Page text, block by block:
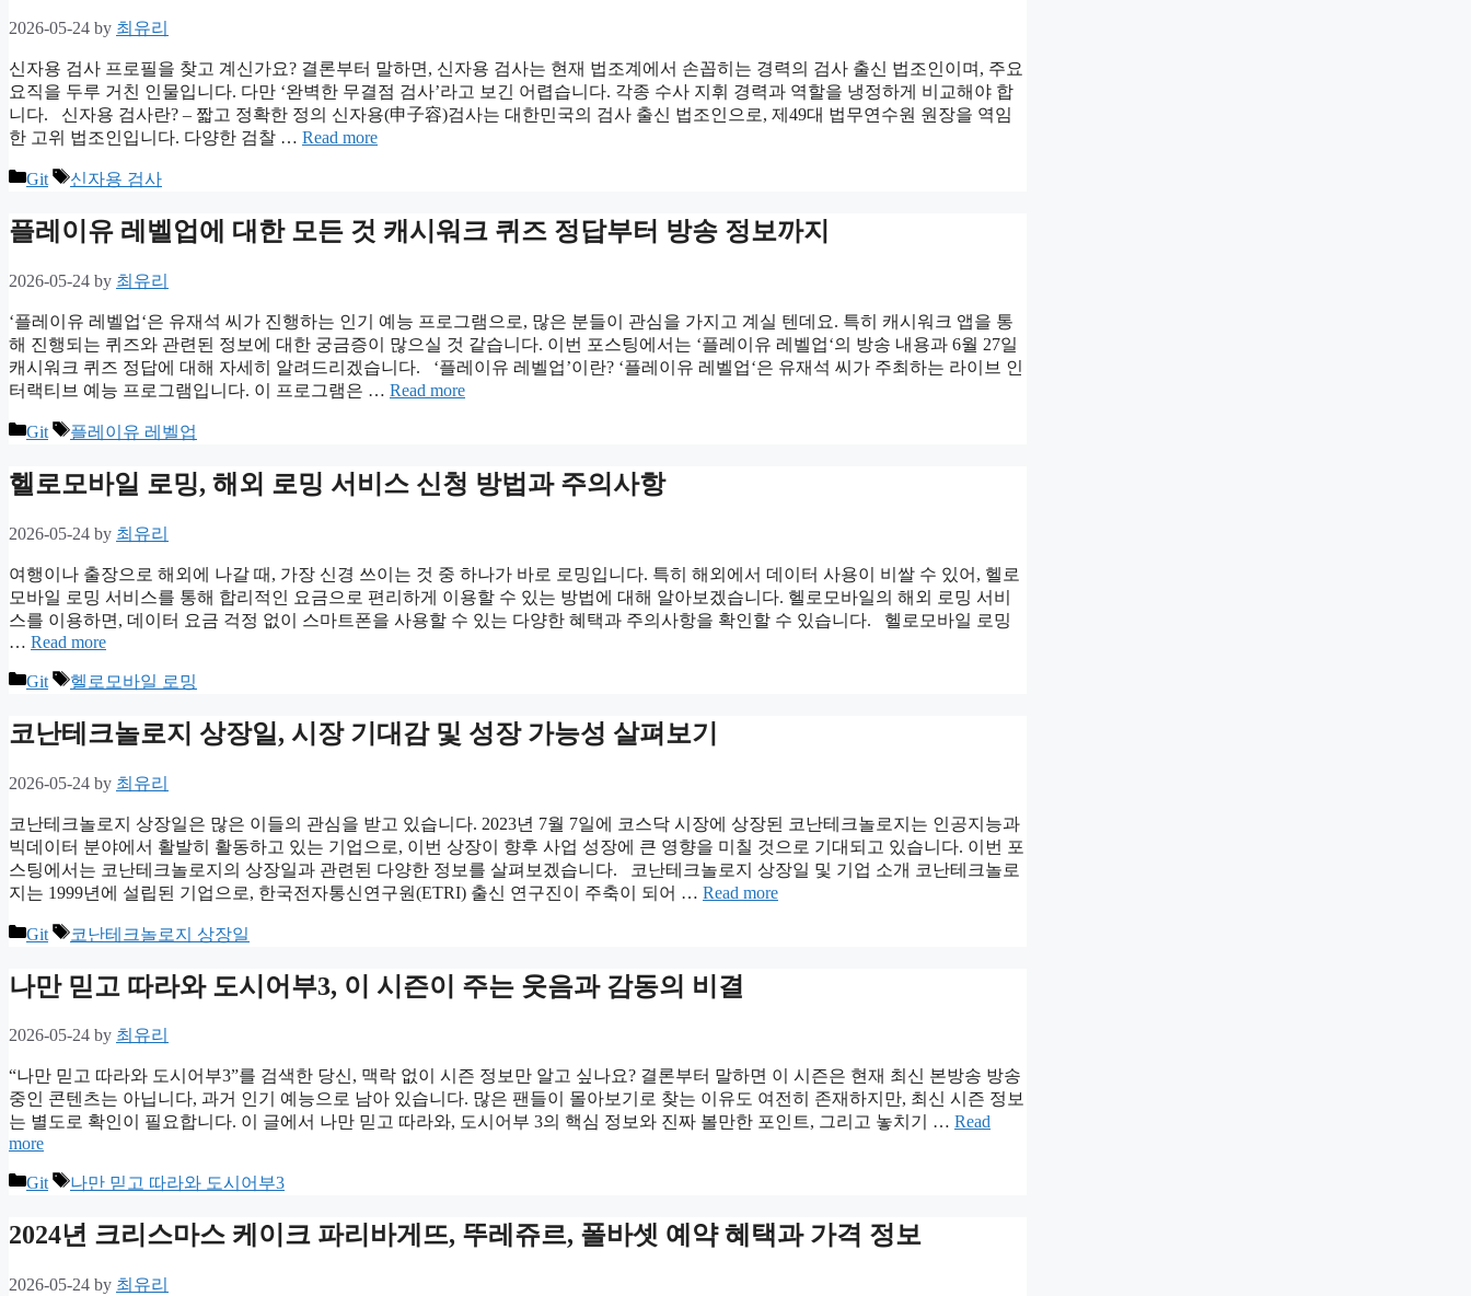
2026-05-24 by 최유리
신자용 검사 프로필을 찾고 계신가요? 결론부터 말하면, 신자용 검사는 현재 법조계에서 손꼽히는 경력의 검사 출신 법조인이며, 주요
요직을 두루 거친 인물입니다. 다만 ‘완벽한 무결점 검사’라고 보긴 어렵습니다. 각종 수사 지휘 경력과 역할을 냉정하게 비교해야 합
니다. 신자용 검사란? – 짧고 정확한 정의 신자용(申子容)검사는 대한민국의 검사 출신 법조인으로, 제49대 법무연수원 원장을 역임
한 고위 법조인입니다. 다양한 검찰 … Read more
Categories
Git Tags
신자용 검사
플레이유 레벨업에 대한 모든 것 캐시워크 퀴즈 정답부터 방송 정보까지
2026-05-24 by 최유리
‘플레이유 레벨업‘은 유재석 씨가 진행하는 인기 예능 프로그램으로, 많은 분들이 관심을 가지고 계실 텐데요. 특히 캐시워크 앱을 통
해 진행되는 퀴즈와 관련된 정보에 대한 궁금증이 많으실 것 같습니다. 이번 포스팅에서는 ‘플레이유 레벨업‘의 방송 내용과 6월 27일
캐시워크 퀴즈 정답에 대해 자세히 알려드리겠습니다. ‘플레이유 레벨업’이란? ‘플레이유 레벨업‘은 유재석 씨가 주최하는 라이브 인
터랙티브 예능 프로그램입니다. 이 프로그램은 … Read more
Categories
Git Tags
플레이유 레벨업
헬로모바일 로밍, 해외 로밍 서비스 신청 방법과 주의사항
2026-05-24 by 최유리
여행이나 출장으로 해외에 나갈 때, 가장 신경 쓰이는 것 중 하나가 바로 로밍입니다. 특히 해외에서 데이터 사용이 비쌀 수 있어, 헬로
모바일 로밍 서비스를 통해 합리적인 요금으로 편리하게 이용할 수 있는 방법에 대해 알아보겠습니다. 헬로모바일의 해외 로밍 서비
스를 이용하면, 데이터 요금 걱정 없이 스마트폰을 사용할 수 있는 다양한 혜택과 주의사항을 확인할 수 있습니다. 헬로모바일 로밍
… Read more
Categories
Git Tags
헬로모바일 로밍
코난테크놀로지 상장일, 시장 기대감 및 성장 가능성 살펴보기
2026-05-24 by 최유리
코난테크놀로지 상장일은 많은 이들의 관심을 받고 있습니다. 2023년 7월 7일에 코스닥 시장에 상장된 코난테크놀로지는 인공지능과
빅데이터 분야에서 활발히 활동하고 있는 기업으로, 이번 상장이 향후 사업 성장에 큰 영향을 미칠 것으로 기대되고 있습니다. 이번 포
스팅에서는 코난테크놀로지의 상장일과 관련된 다양한 정보를 살펴보겠습니다. 코난테크놀로지 상장일 및 기업 소개 코난테크놀로
지는 1999년에 설립된 기업으로, 한국전자통신연구원(ETRI) 출신 연구진이 주축이 되어 … Read more
Categories
Git Tags
코난테크놀로지 상장일
나만 믿고 따라와 도시어부3, 이 시즌이 주는 웃음과 감동의 비결
2026-05-24 by 최유리
“나만 믿고 따라와 도시어부3”를 검색한 당신, 맥락 없이 시즌 정보만 알고 싶나요? 결론부터 말하면 이 시즌은 현재 최신 본방송 방송
중인 콘텐츠는 아닙니다, 과거 인기 예능으로 남아 있습니다. 많은 팬들이 몰아보기로 찾는 이유도 여전히 존재하지만, 최신 시즌 정보
는 별도로 확인이 필요합니다. 이 글에서 나만 믿고 따라와, 도시어부 3의 핵심 정보와 진짜 볼만한 포인트, 그리고 놓치기 … Read
more
Categories
Git Tags
나만 믿고 따라와 도시어부3
2024년 크리스마스 케이크 파리바게뜨, 뚜레쥬르, 폴바셋 예약 혜택과 가격 정보
2026-05-24 by 최유리